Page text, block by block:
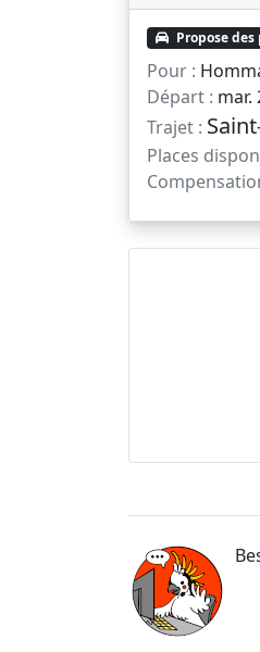
Propose des
Pour :
Départ : mar.
Trajet :
Places